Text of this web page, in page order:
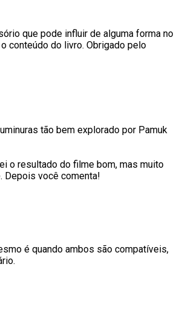
que pode influir de alguma forma no
conteúdo do livro. Obrigado pelo
tão bem explorado por Pamuk
o resultado do filme bom, mas muito
Depois você comenta!
é quando ambos são compatíveis,